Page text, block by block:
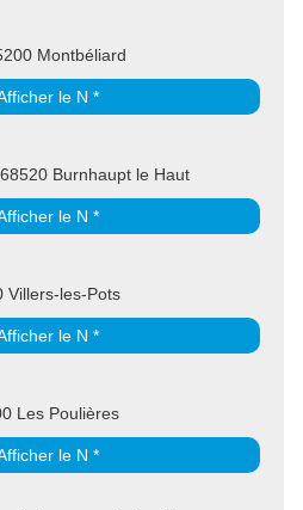
Montbéliard
le N *
Burnhaupt le Haut
le N *
Villers-les-Pots
le N *
Les Poulières
le N *